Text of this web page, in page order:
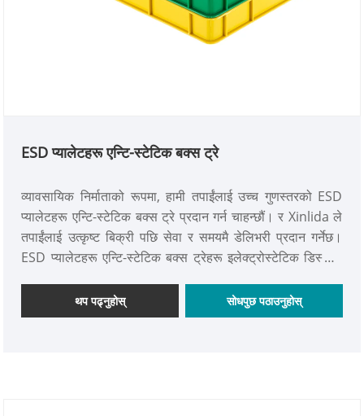
ESD प्यालेटहरू एन्टि-स्टेटिक बक्स ट्रे
व्यावसायिक निर्माताको रूपमा, हामी तपाईंलाई उच्च गुणस्तरको ESD
प्यालेटहरू एन्टि-स्टेटिक बक्स ट्रे प्रदान गर्न चाहन्छौं। र Xinlida ले
तपाईंलाई उत्कृष्ट बिक्री पछि सेवा र समयमै डेलिभरी प्रदान गर्नेछ।
ESD प्यालेटहरू एन्टि-स्टेटिक बक्स ट्रेहरू इलेक्ट्रोस्टेटिक डिस्चार्ज
भरपर्दो भण्डारण र यातायात समाधान प्रदान गर्न डिजाइन गरिएका विशेष
कन्टेनरहरू हुन्।
थप पढ्नुहोस् सोधपुछ पठाउनुहोस्